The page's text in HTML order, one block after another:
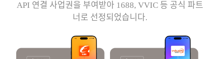
API 연결 사업권을 부여받아 1688, VVIC 등 공식 파트
너로 선정되었습니다.